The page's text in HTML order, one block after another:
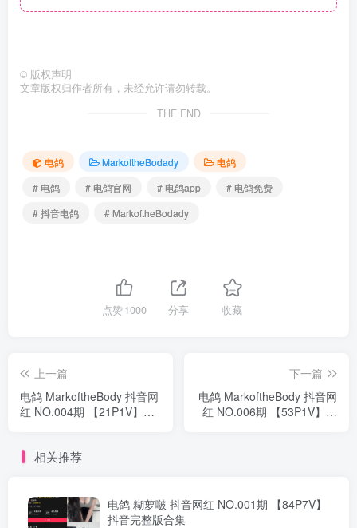
© 版权声明
文章版权归作者所有，未经允许请勿转载。
THE END
电鸽 MarkoftheBodady
电鸽
# 电鸽
# 电鸽官网 # 电鸽app
# 电鸽免费
# 抖音电鸽
# MarkoftheBodady
点赞1000 分享 收藏
上一篇
电鸽 MarkoftheBody 抖音网
红 NO.004期 【21P1V】抖
下一篇
电鸽 MarkoftheBody 抖音网
红 NO.006期 【53P1V】抖
相关推荐
电鸽 糊萝啵 抖音网红 NO.001期 【84P7V】
抖音完整版合集